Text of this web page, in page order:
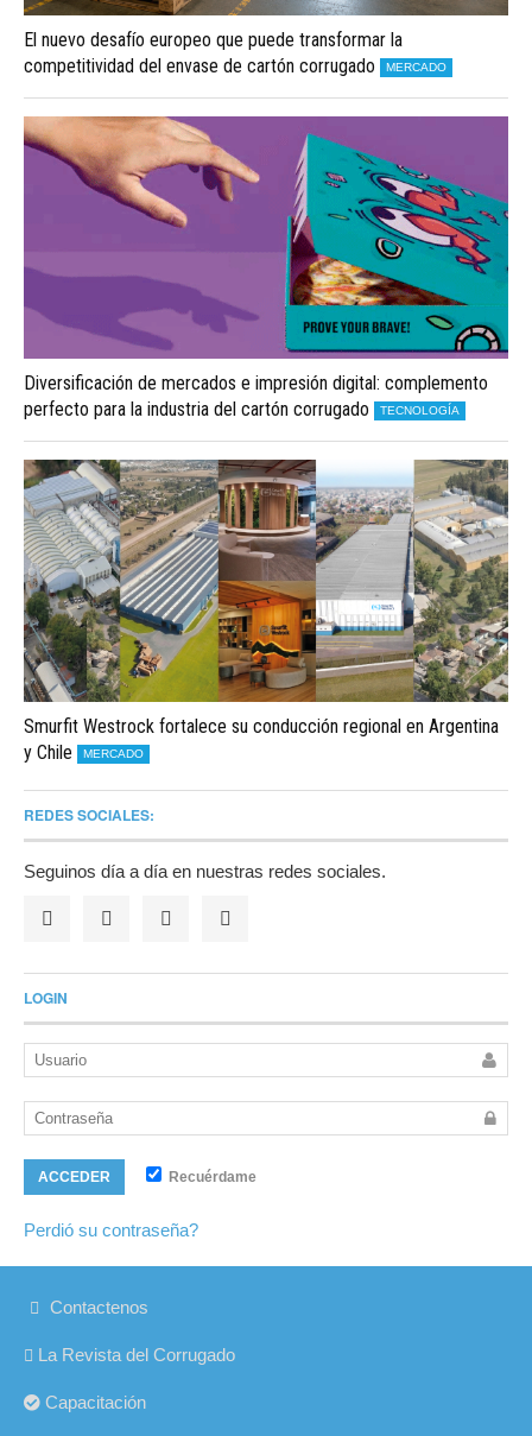
El nuevo desafío europeo que puede transformar la
competitividad del envase de cartón corrugado
MERCADO
Diversificación de mercados e impresión digital: complemento
perfecto para la industria del cartón corrugado
TECNOLOGÍA
Smurfit Westrock fortalece su conducción regional en Argentina
y Chile
MERCADO
REDES SOCIALES:
Seguinos día a día en nuestras redes sociales.
LOGIN
ACCEDER Recuérdame
Perdió su contraseña?
Contactenos
La Revista del Corrugado
Capacitación